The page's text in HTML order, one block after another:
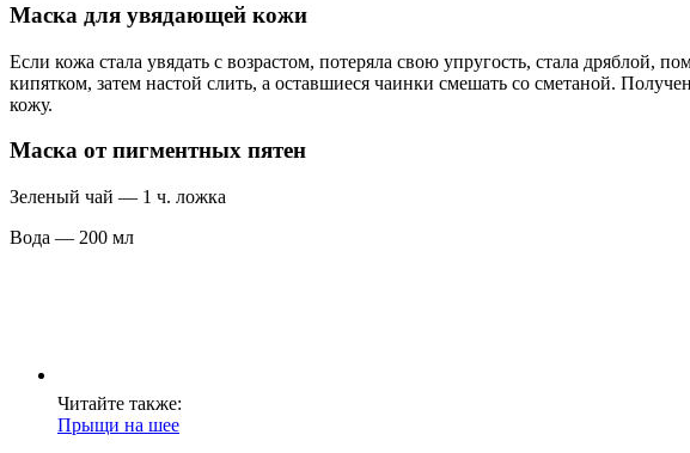
Маска для увядающей кожи
Если кожа стала увядать с возрастом, потеряла свою упругость, стала дряблой,
кипятком, затем настой слить, а оставшиеся чаинки смешать со сметаной.
кожу.
Маска от пигментных пятен
Зеленый чай — 1 ч. ложка
Вода — 200 мл
Читайте также:
Прыщи на шее